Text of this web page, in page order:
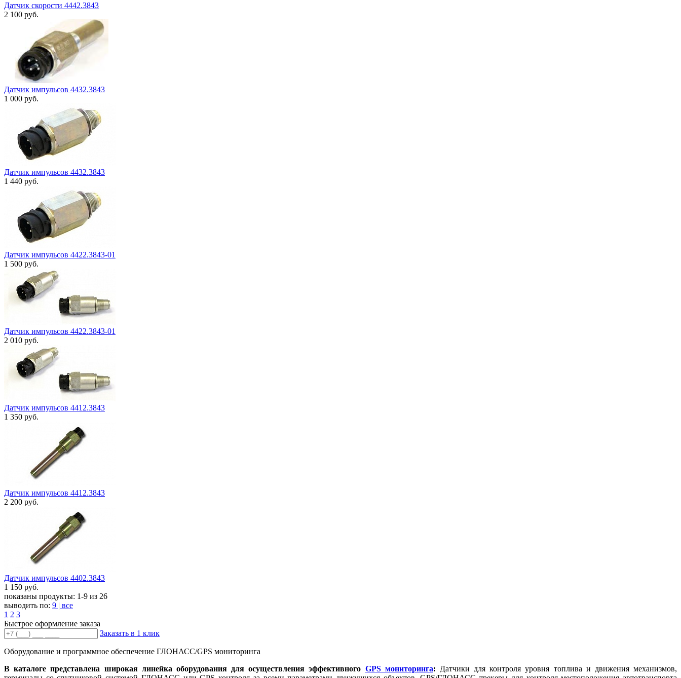
Датчик скорости 4442.3843
2 100 руб.
Датчик импульсов 4432.3843
1 000 руб.
Датчик импульсов 4432.3843
1 440 руб.
Датчик импульсов 4422.3843-01
1 500 руб.
Датчик импульсов 4422.3843-01
2 010 руб.
Датчик импульсов 4412.3843
1 350 руб.
Датчик импульсов 4412.3843
2 200 руб.
Датчик импульсов 4402.3843
1 150 руб.
показаны продукты: 1-9 из 26
выводить по: 9 | все
1 2 3
Быстрое оформление заказа
Заказать в 1 клик
Оборудование и программное обеспечение ГЛОНАСС/GPS мониторинга
В каталоге представлена широкая линейка оборудования для осуществления эффективного GPS мониторинга: Датчики для контроля уровня топлива и движения механизмов,